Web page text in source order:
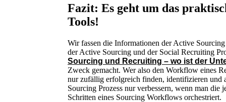
Fazit: Es geht um das
Tools!
Wir fassen die Informationen der Active
der Active Sourcing und der Social Recruiting
Sourcing und Recruiting – wo ist der
Zweck gemacht. Wer also den Workflow eines
nur zufällig erfolgreich finden, identifizieren und
Sourcing Prozess nur verbessern, wenn man
Schritten eines Sourcing Workflows orchestriert.